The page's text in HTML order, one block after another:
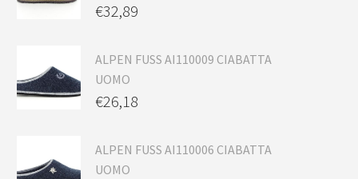
€32,89
ALPEN FUSS AI110009 CIABATTA
UOMO
€26,18
ALPEN FUSS AI110006 CIABATTA
UOMO